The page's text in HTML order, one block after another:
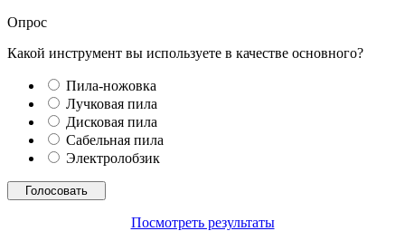
Опрос
Какой инструмент вы используете в качестве основного?
Пила-ножовка
Лучковая пила
Дисковая пила
Сабельная пила
Электролобзик
Посмотреть результаты